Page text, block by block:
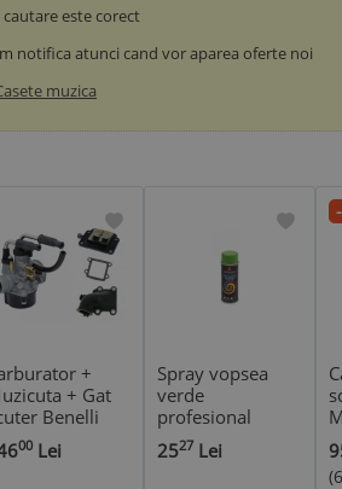
este corect
notifica atunci cand vor aparea oferte noi
muzica
+
+ Gat
Benelli
49cc 50cc
Apa Soc
00 Lei
Spray vopsea
verde
profesional
400ml RAL 6019
2527 Lei